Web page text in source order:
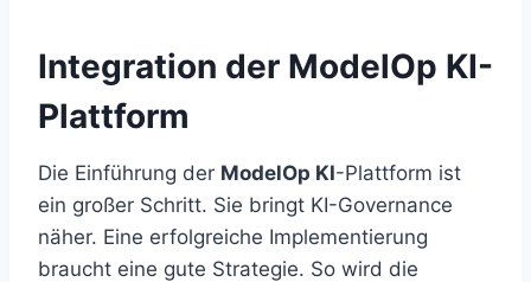
Integration der ModelOp KI-
Plattform
Die Einführung der ModelOp KI-Plattform ist
ein großer Schritt. Sie bringt KI-Governance
näher. Eine erfolgreiche Implementierung
braucht eine gute Strategie. So wird die